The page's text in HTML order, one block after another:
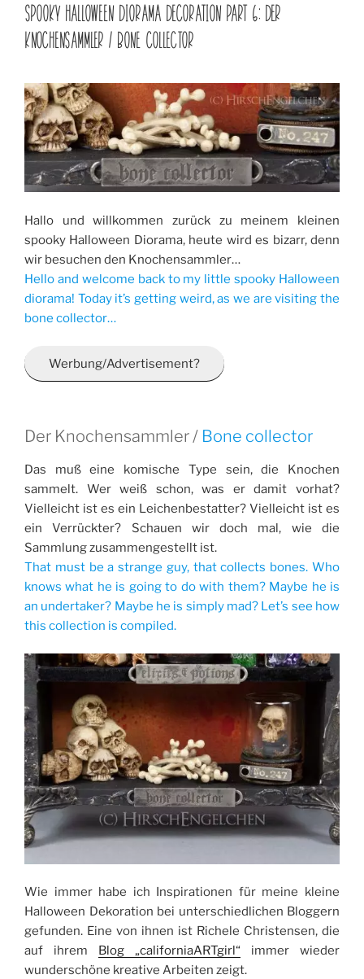
AM
SPOOKY HALLOWEEN DIORAMA DECORATION PART 6: DER
KNOCHENSAMMLER / BONE COLLECTOR
Hallo und willkommen zurück zu meinem kleinen
spooky Halloween Diorama, heute wird es bizarr, denn
wir besuchen den Knochensammler…
Hello and welcome back to my little spooky Halloween
diorama! Today it’s getting weird, as we are visiting the
bone collector…
Werbung/Advertisement?
Der Knochensammler / Bone collector
Das muß eine komische Type sein, die Knochen
sammelt. Wer weiß schon, was er damit vorhat?
Vielleicht ist es ein Leichenbestatter? Vielleicht ist es
ein Verrückter? Schauen wir doch mal, wie die
Sammlung zusammengestellt ist.
That must be a strange guy, that collects bones. Who
knows what he is going to do with them? Maybe he is
an undertaker? Maybe he is simply mad? Let’s see how
this collection is compiled.
Wie immer habe ich Inspirationen für meine kleine
Halloween Dekoration bei unterschiedlichen Bloggern
gefunden. Eine von ihnen ist Richele Christensen, die
auf ihrem Blog „californiaARTgirl“ immer wieder
wunderschöne kreative Arbeiten zeigt.